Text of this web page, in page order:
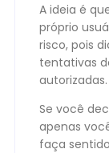
A ideia é
próprio
risco, pois
tentativas
autorizadas.
Se você
apenas
faça